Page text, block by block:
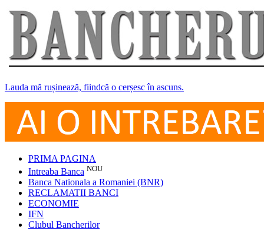
Lauda mă rușinează, fiindcă o cerșesc în ascuns.
PRIMA PAGINA
Intreaba Banca NOU
Banca Nationala a Romaniei (BNR)
RECLAMATII BANCI
ECONOMIE
IFN
Clubul Bancherilor